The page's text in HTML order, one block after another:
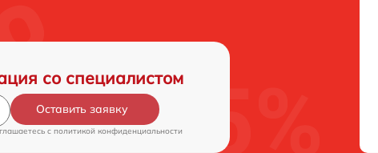
со специалистом
Оставить заявку
c политикой конфиденциальности